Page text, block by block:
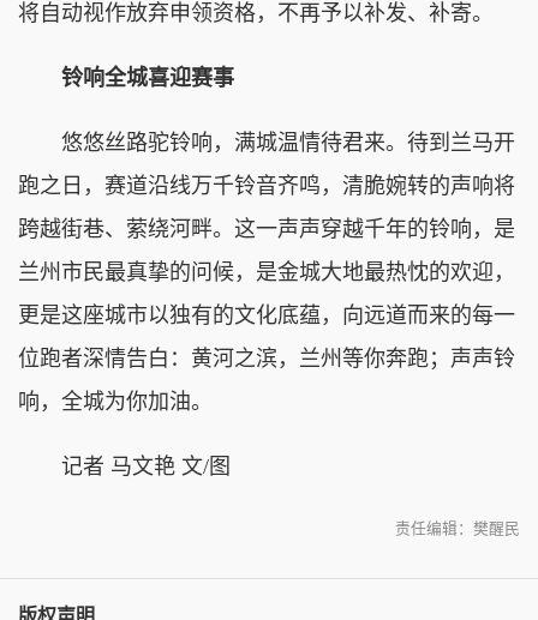
将自动视作放弃申领资格，不再予以补发、补寄。
铃响全城喜迎赛事
悠悠丝路驼铃响，满城温情待君来。待到兰马开
跑之日，赛道沿线万千铃音齐鸣，清脆婉转的声响将
跨越街巷、萦绕河畔。这一声声穿越千年的铃响，是
兰州市民最真挚的问候，是金城大地最热忱的欢迎，
更是这座城市以独有的文化底蕴，向远道而来的每一
位跑者深情告白：黄河之滨，兰州等你奔跑；声声铃
响，全城为你加油。
记者 马文艳 文/图
责任编辑：樊醒民
版权声明